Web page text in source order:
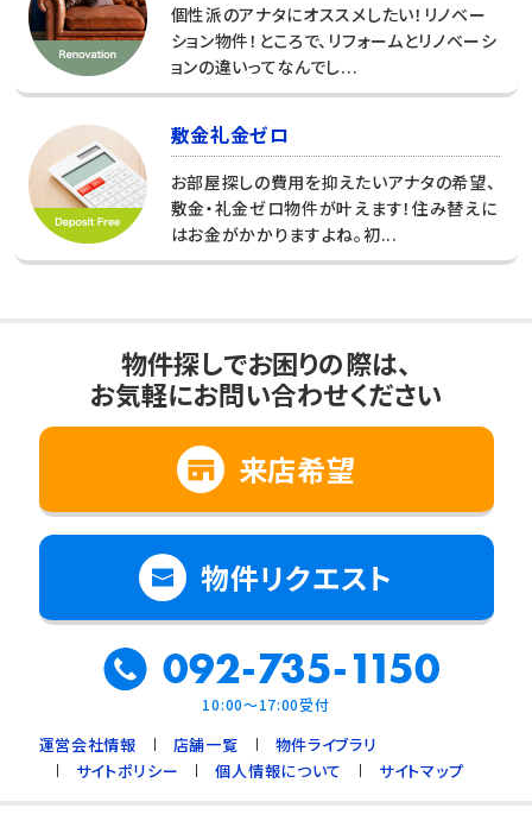
個性派のアナタにオススメしたい！リノベー
ション物件！ところで、リフォームとリノベーシ
ョンの違いってなんでし...
敷金礼金ゼロ
お部屋探しの費用を抑えたいアナタの希望、
敷金・礼金ゼロ物件が叶えます！住み替えに
はお金がかかりますよね。初...
物件探しでお困りの際は、
お気軽にお問い合わせください
来店希望
物件リクエスト
092-735-1150
10:00～17:00受付
運営会社情報 店舗一覧
物件ライブラリ
サイトポリシー
個人情報について サイトマップ